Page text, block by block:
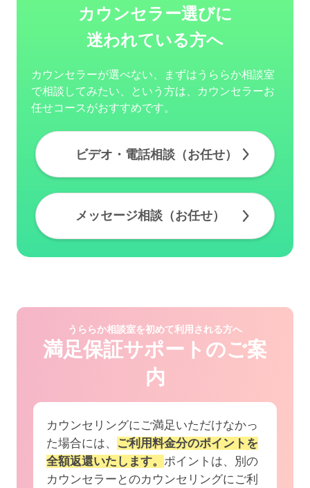
カウンセラー選びに
迷われている方へ
カウンセラーが選べない、まずはうららか相談室
で相談してみたい、という方は、カウンセラーお
任せコースがおすすめです。
ビデオ・電話相談（お任せ）
メッセージ相談（お任せ）
うららか相談室を初めて利用される方へ
満足保証サポートのご案
内
カウンセリングにご満足いただけなかっ
た場合には、
ご利用料金分のポイントを
全額返還いたします。 ポイントは、別の
カウンセラーとのカウンセリングにご利